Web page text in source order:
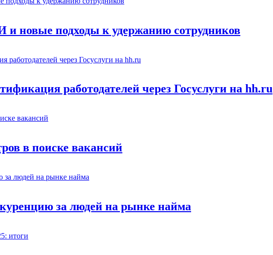
новые подходы к удержанию сотрудников
работодателей через Госуслуги на hh.ru
в поиске вакансий
за людей на рынке найма